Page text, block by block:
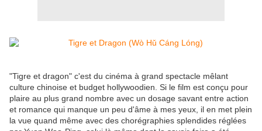
"Tigre et dragon" c'est du cinéma à grand spectacle mêlant
culture chinoise et budget hollywoodien. Si le film est conçu pour
plaire au plus grand nombre avec un dosage savant entre action
et romance qui manque un peu d'âme à mes yeux, il en met plein
la vue quand même avec des chorégraphies splendides réglées